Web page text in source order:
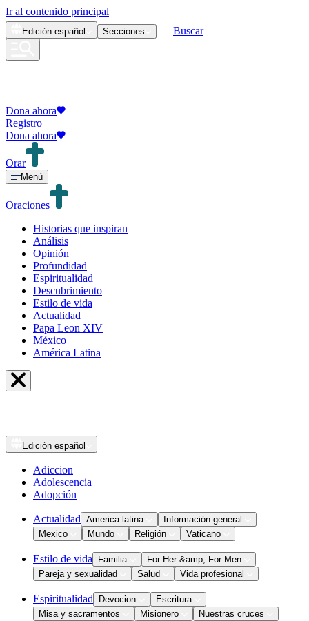
Ir al contenido principal
Edición español Secciones Buscar
Dona ahora
Registro
Dona ahora
Orar
Menú
Oraciones
Historias que inspiran
Análisis
Opinión
Profundidad
Espiritualidad
Descubrimiento
Estilo de vida
Actualidad
Papa Leon XIV
México
América Latina
Edición español
Adiccion
Adolescencia
Adopción
Actualidad America latina
Información general
Mexico
Mundo Religión Vaticano
Estilo de vida Familia
For Her &amp; For Men
Pareja y sexualidad
Salud Vida profesional
Espiritualidad Devocion
Escritura
Misa y sacramentos
Misionero
Nuestras cruces